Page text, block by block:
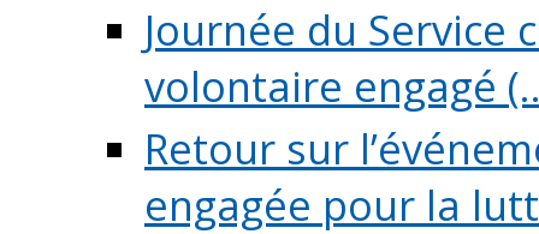
Journée du Service
volontaire engagé
Retour sur
engagée pour la